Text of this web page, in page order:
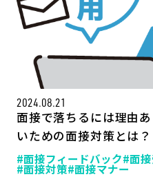
記事一覧
2024.08.21
面接で落ちるには理由
いための面接対策とは？
#面接フィードバック#面
#面接対策#面接マナー